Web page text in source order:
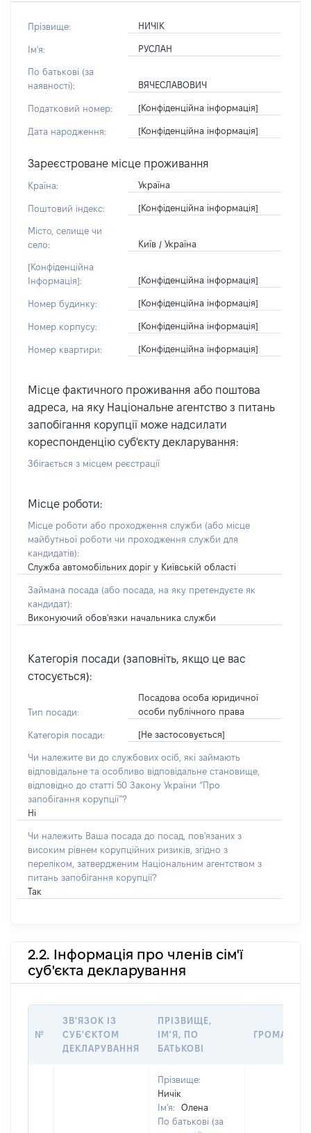
Прізвище: НИЧІК
Ім'я: РУСЛАН
По батькові (за
наявності):
ВЯЧЕСЛАВОВИЧ
Податковий номер: [Конфіденційна інформація]
Дата народження: [Конфіденційна інформація]
Зареєстроване місце проживання
Країна: Україна
Поштовий індекс: [Конфіденційна інформація]
Місто, селище чи
село:
Київ / Україна
[Конфіденційна
Інформація]:
[Конфіденційна інформація]
Номер будинку: [Конфіденційна інформація]
Номер корпусу: [Конфіденційна інформація]
Номер квартири: [Конфіденційна інформація]
Місце фактичного проживання або поштова
адреса, на яку Національне агентство з питань
запобігання корупції може надсилати
кореспонденцію суб'єкту декларування:
Збігається з місцем реєстрації
Місце роботи:
Місце роботи або проходження служби (або місце
майбутньої роботи чи проходження служби для
кандидатів):
Служба автомобільних доріг у Київській області
Займана посада (або посада, на яку претендуєте як
кандидат):
Виконуючий обов'язки начальника служби
Категорія посади (заповніть, якщо це вас
стосується):
Тип посади:
Посадова особа юридичної
особи публічного права
Категорія посади: [Не застосовується]
Чи належите ви до службових осіб, які займають
відповідальне та особливо відповідальне становище,
відповідно до статті 50 Закону України “Про
запобігання корупції”?
Ні
Чи належить Ваша посада до посад, пов'язаних з
високим рівнем корупційних ризиків, згідно з
переліком, затвердженим Національним агентством з
питань запобігання корупції?
Так
2.2. Інформація про членів сім'ї
суб'єкта декларування
№
ЗВ'ЯЗОК ІЗ
СУБ'ЄКТОМ
ДЕКЛАРУВАННЯ
ПРІЗВИЩЕ,
ІМ'Я, ПО
БАТЬКОВІ
Прізвище:
Ничік
Ім'я:
Олена
По батькові (за